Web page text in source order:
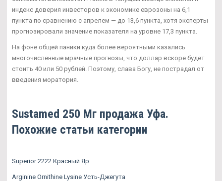
индекс доверия инвесторов к экономике еврозоны на 6,1
пункта по сравнению с апрелем — до 13,6 пункта, хотя эксперты
прогнозировали значение показателя на уровне 17,3 пункта.
На фоне общей паники куда более вероятными казались
многочисленные мрачные прогнозы, что доллар вскоре будет
стоить 40 или 50 рублей. Поэтому, слава Богу, не пострадал от
введения моратория.
Sustamed 250 Мг продажа Уфа.
Похожие статьи категории
Superior 2222 Красный Яр
Arginine Ornithine Lysine Усть-Джегута